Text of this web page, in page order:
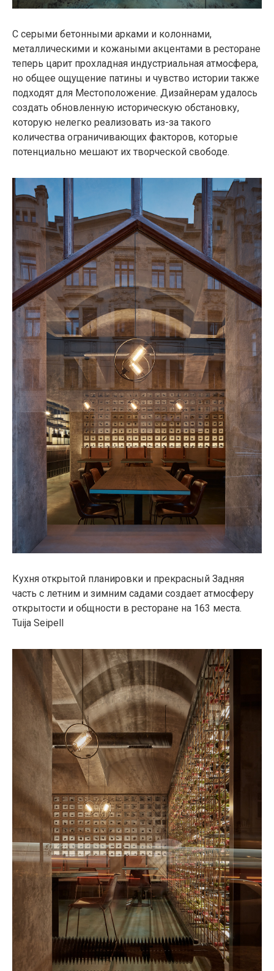
С серыми бетонными арками и колоннами,
металлическими и кожаными акцентами в ресторане
теперь царит прохладная индустриальная атмосфера,
но общее ощущение патины и чувство истории также
подходят для Местоположение. Дизайнерам удалось
создать обновленную историческую обстановку,
которую нелегко реализовать из-за такого
количества ограничивающих факторов, которые
потенциально мешают их творческой свободе.
Кухня открытой планировки и прекрасный Задняя
часть с летним и зимним садами создает атмосферу
открытости и общности в ресторане на 163 места.
Tuija Seipell